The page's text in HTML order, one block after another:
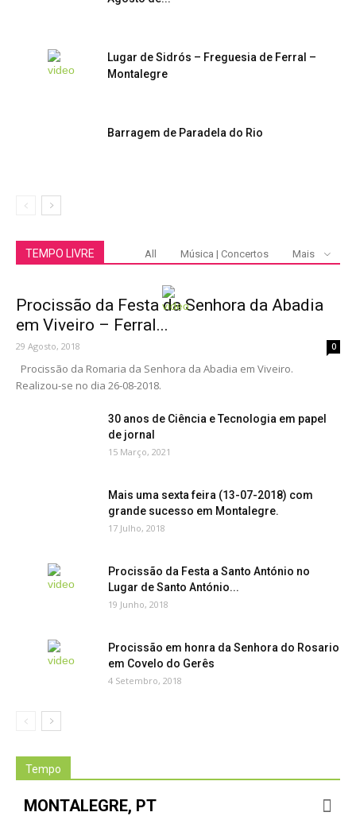
Lugar de Sidrós – Freguesia de Ferral –
Montalegre
Barragem de Paradela do Rio
TEMPO LIVRE All Música | Concertos Mais
Procissão da Festa da Senhora da Abadia
em Viveiro – Ferral...
29 Agosto, 2018 0
Procissão da Romaria da Senhora da Abadia em Viveiro.
Realizou-se no dia 26-08-2018.
30 anos de Ciência e Tecnologia em papel
de jornal
15 Março, 2021
Mais uma sexta feira (13-07-2018) com
grande sucesso em Montalegre.
17 Julho, 2018
Procissão da Festa a Santo António no
Lugar de Santo António...
19 Junho, 2018
Procissão em honra da Senhora do Rosario
em Covelo do Gerês
4 Setembro, 2018
Tempo
MONTALEGRE, PT